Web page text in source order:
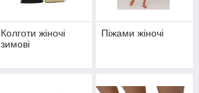
Колготи жіночі
зимові
Піжами жіночі